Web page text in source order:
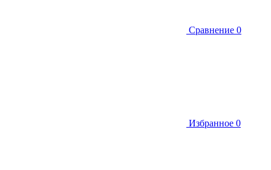
Сравнение 0
Избранное 0